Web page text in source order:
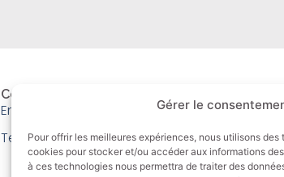
Gérer le
Pour offrir les meilleures expériences, nous utilisons
cookies pour stocker et/ou accéder aux informations
à ces technologies nous permettra de traiter des
Contact
Email: info@akori.fr
Tel : +33 (0)4 50 01 44 00